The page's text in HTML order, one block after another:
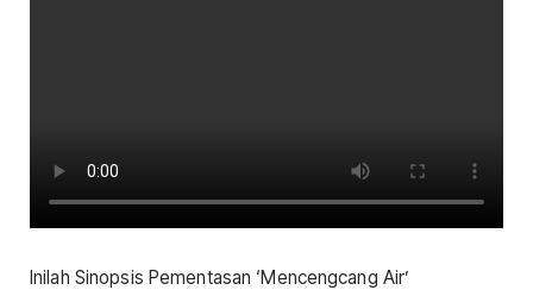
Inilah Sinopsis Pementasan ‘Mencengcang Air’